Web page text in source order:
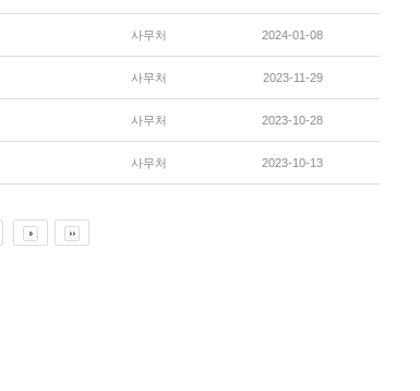
사무처 2024-01-08
사무처 2023-11-29
사무처 2023-10-28
사무처 2023-10-13